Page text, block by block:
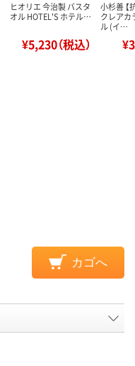
ヒオリエ 今治製 バスタ
オル HOTEL'S ホテル…
¥5,230（税込）
小杉善 【
クレアカ
ル (イ…
カゴへ